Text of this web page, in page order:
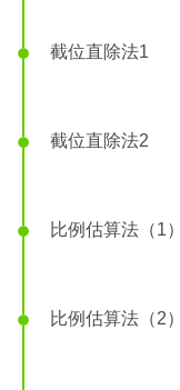
截位直除法1
截位直除法2
比例估算法（1）
比例估算法（2）